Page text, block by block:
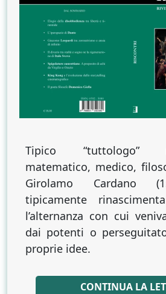
Cardano,
Sulla
Tipico “tuttologo”
matematico, medico,
Girolamo Cardano
tipicamente
l’alternanza con cui
dai potenti o
proprie idee.
CONTINUA LA